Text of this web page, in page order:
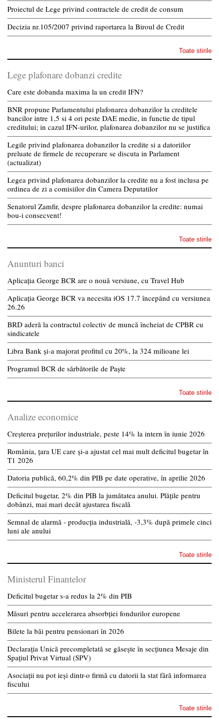
Proiectul de Lege privind contractele de credit de consum
Decizia nr.105/2007 privind raportarea la Biroul de Credit
Toate stirile
Lege plafonare dobanzi credite
Care este dobanda maxima la un credit IFN?
BNR propune Parlamentului plafonarea dobanzilor la creditele
bancilor intre 1,5 si 4 ori peste DAE medie, in functie de tipul
creditului; in cazul IFN-urilor, plafonarea dobanzilor nu se justifica
Legile privind plafonarea dobanzilor la credite si a datoriilor
preluate de firmele de recuperare se discuta in Parlament
(actualizat)
Legea privind plafonarea dobanzilor la credite nu a fost inclusa pe
ordinea de zi a comisiilor din Camera Deputatilor
Senatorul Zamfir, despre plafonarea dobanzilor la credite: numai
bou-i consecvent!
Toate stirile
Anunturi banci
Aplicația George BCR are o nouă versiune, cu Travel Hub
Aplicația George BCR va necesita iOS 17.7 începând cu versiunea
26.26
BRD aderă la contractul colectiv de muncă încheiat de CPBR cu
sindicatele
Libra Bank și-a majorat profitul cu 20%, la 324 milioane lei
Programul BCR de sărbătorile de Paște
Toate stirile
Analize economice
Creșterea prețurilor industriale, peste 14% la intern în iunie 2026
România, țara UE care și-a ajustat cel mai mult deficitul bugetar în
T1 2026
Datoria publică, 60,2% din PIB pe date operative, în aprilie 2026
Deficitul bugetar, 2% din PIB la jumătatea anului. Plățile pentru
dobânzi, mai mari decât ajustarea fiscală
Semnal de alarmă - producția industrială, -3,3% după primele cinci
luni ale anului
Toate stirile
Ministerul Finantelor
Deficitul bugetar s-a redus la 2% din PIB
Măsuri pentru accelerarea absorbției fondurilor europene
Bilete la băi pentru pensionari în 2026
Declarația Unică precompletată se găsește în secțiunea Mesaje din
Spațiul Privat Virtual (SPV)
Asociații nu pot ieși dintr-o firmă cu datorii la stat fără informarea
fiscului
Toate stirile